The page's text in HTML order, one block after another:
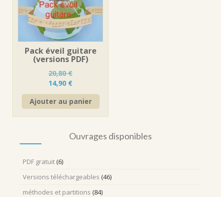
Pack éveil guitare
(versions PDF)
20,80€
Le
prix
initial
était :
14,90 €Le
prix
actuel
est :
Ajouter au panier
Ouvrages disponibles
PDF gratuit (6)
Versions téléchargeables (46)
méthodes et partitions (84)